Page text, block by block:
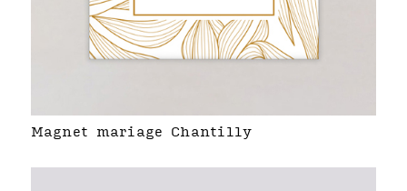
Magnet mariage Chantilly